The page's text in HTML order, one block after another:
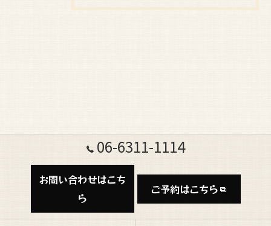
06-6311-1114
お問い合わせはこち
ら
ご予約はこちら